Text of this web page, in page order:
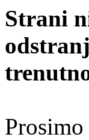
Strani